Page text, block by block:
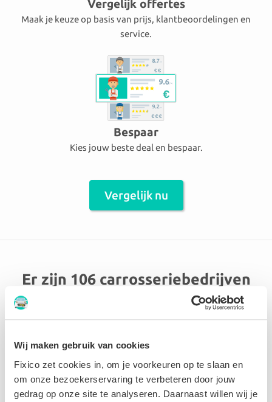
Wij maken gebruik van cookies
Fixico zet cookies in, om je voorkeuren op te slaan en
om onze bezoekerservaring te verbeteren door jouw
gedrag op onze site te analyseren. Daarnaast willen wij je
Vergelijk offertes
Maak je keuze op basis van prijs, klantbeoordelingen en
service.
Bespaar
Kies jouw beste deal en bespaar.
Vergelijk nu
Er zijn 106 carrosseriebedrijven
aangesloten in de omgeving Sint-
Genesius-Rode
9.3 Perfect